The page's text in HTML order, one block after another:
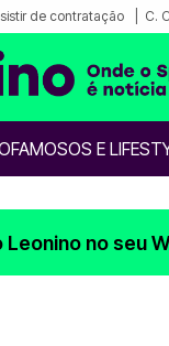
de contratação C.
FAMOSOS E
no seu